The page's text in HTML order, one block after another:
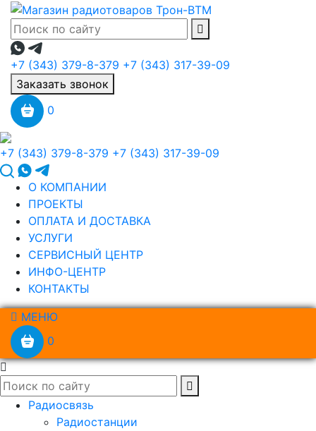
+7 (343) 379-8-379 +7 (343) 317-39-09
Заказать звонок
0
+7 (343) 379-8-379 +7 (343) 317-39-09
О КОМПАНИИ
ПРОЕКТЫ
ОПЛАТА И ДОСТАВКА
УСЛУГИ
СЕРВИСНЫЙ ЦЕНТР
ИНФО-ЦЕНТР
КОНТАКТЫ
МЕНЮ
0
Радиосвязь
Радиостанции